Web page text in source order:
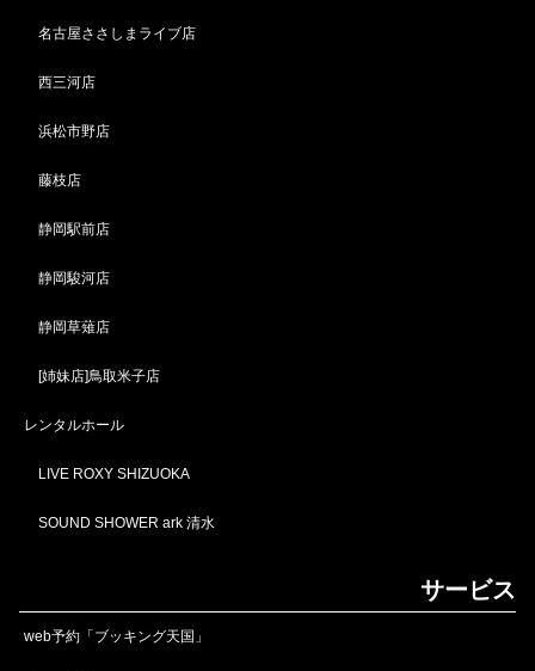
名古屋ささしまライブ店
西三河店
浜松市野店
藤枝店
静岡駅前店
静岡駿河店
静岡草薙店
[姉妹店]鳥取米子店
レンタルホール
LIVE ROXY SHIZUOKA
SOUND SHOWER ark 清水
サービス
web予約「ブッキング天国」